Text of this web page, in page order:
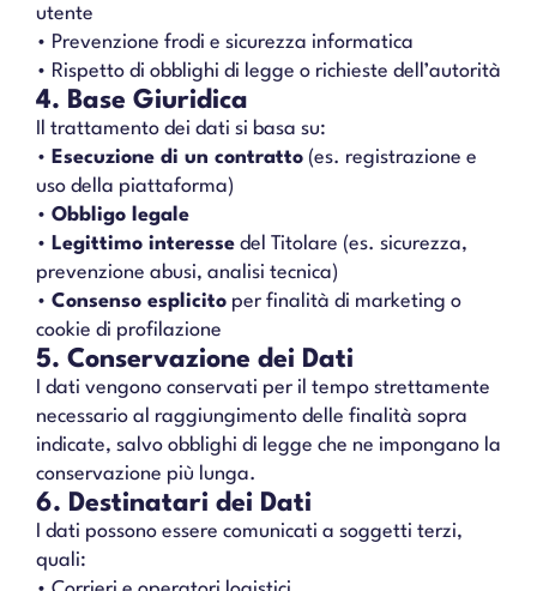
utente
• Prevenzione frodi e sicurezza informatica
• Rispetto di obblighi di legge o richieste dell’autorità
4. Base Giuridica
Il trattamento dei dati si basa su:
• Esecuzione di un contratto (es. registrazione e
uso della piattaforma)
• Obbligo legale
• Legittimo interesse del Titolare (es. sicurezza,
prevenzione abusi, analisi tecnica)
• Consenso esplicito per finalità di marketing o
cookie di profilazione
5. Conservazione dei Dati
I dati vengono conservati per il tempo strettamente
necessario al raggiungimento delle finalità sopra
indicate, salvo obblighi di legge che ne impongano la
conservazione più lunga.
6. Destinatari dei Dati
I dati possono essere comunicati a soggetti terzi,
quali: